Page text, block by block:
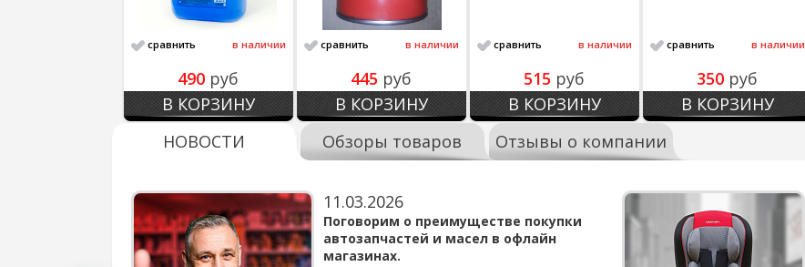
сравнить в наличии
490 руб
В КОРЗИНУ
сравнить в наличии
445 руб
В КОРЗИНУ
сравнить в наличии
515 руб
В КОРЗИНУ
сравнить в наличии
350 руб
В КОРЗИНУ
НОВОСТИ
Обзоры товаров Отзывы о компании
11.03.2026
Поговорим о преимуществе покупки
автозапчастей и масел в офлайн
магазинах.